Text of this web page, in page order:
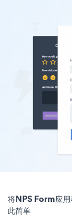
将NPS Form应
此简单